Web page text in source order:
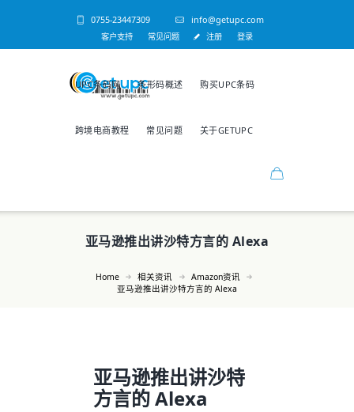
0755-23447309 info@getupc.com
客户支持 常见问题 注册 登录
UPC条码网 条形码概述 购买UPC条码
跨境电商教程 常见问题 关于GETUPC
亚马逊推出讲沙特方言的 Alexa
Home 相关资讯
Amazon资讯
亚马逊推出讲沙特方言的 Alexa
亚马逊推出讲沙特
方言的 Alexa